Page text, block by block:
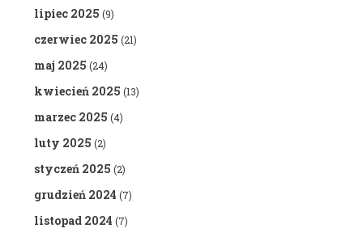
lipiec 2025 (9)
czerwiec 2025 (21)
maj 2025 (24)
kwiecień 2025 (13)
marzec 2025 (4)
luty 2025 (2)
styczeń 2025 (2)
grudzień 2024 (7)
listopad 2024 (7)